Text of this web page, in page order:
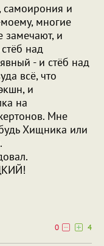
самоирония и
многие
замечают, и
над
- и стёб над
всё, что
и
на
Мне
Хищника или
0
4